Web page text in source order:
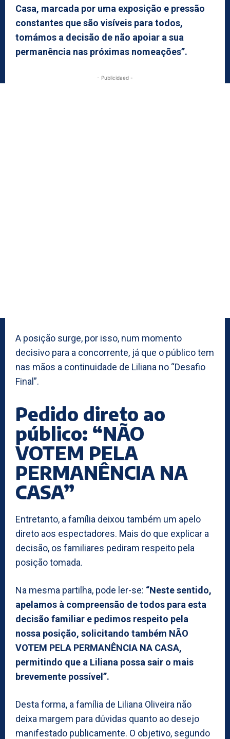
Casa, marcada por uma exposição e pressão
constantes que são visíveis para todos,
tomámos a decisão de não apoiar a sua
permanência nas próximas nomeações”.
- Publicidaed -
A posição surge, por isso, num momento
decisivo para a concorrente, já que o público tem
nas mãos a continuidade de Liliana no “Desafio
Final”.
Pedido direto ao
público: “NÃO
VOTEM PELA
PERMANÊNCIA NA
CASA”
Entretanto, a família deixou também um apelo
direto aos espectadores. Mais do que explicar a
decisão, os familiares pediram respeito pela
posição tomada.
Na mesma partilha, pode ler-se: “Neste sentido,
apelamos à compreensão de todos para esta
decisão familiar e pedimos respeito pela
nossa posição, solicitando também NÃO
VOTEM PELA PERMANÊNCIA NA CASA,
permitindo que a Liliana possa sair o mais
brevemente possível”.
Desta forma, a família de Liliana Oliveira não
deixa margem para dúvidas quanto ao desejo
manifestado publicamente. O objetivo, segundo